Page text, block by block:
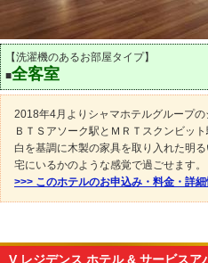
【洗濯機のあるお部屋タイプ】
■全客室
2018年4月よりシャマホテルグループ
ＢＴＳアソーク駅とＭＲＴスクンビッ
白を基調に木製の家具を取り入れた明
宅にいるかのような感覚で過ごせます。
>>> このホテルのお申込み・料金・詳
V レジデンス ホテル & サービスア